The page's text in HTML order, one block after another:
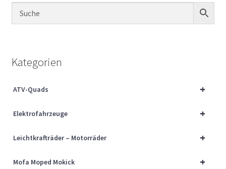
Sachs Ersatzteile
Über uns
Kategorien
+
ATV-Quads
+
Elektrofahrzeuge
+
Leichtkrafträder – Motorräder
+
Mofa Moped Mokick